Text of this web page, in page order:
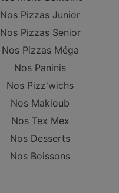
Nos Pizzas Junior
Nos Pizzas Senior
Nos Pizzas Méga
Nos Paninis
Nos Pizz'wichs
Nos Makloub
Nos Tex Mex
Nos Desserts
Nos Boissons